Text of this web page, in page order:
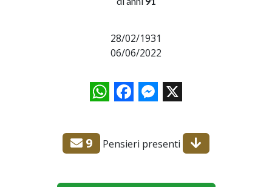
28/02/1931
06/06/2022
WhatsAppFacebookMessenger
X
9 Pensieri presenti